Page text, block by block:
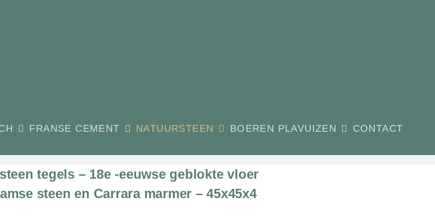
FRANSE CEMENT NATUURSTEEN BOEREN PLAVUIZEN CONTACT
tegels – 18e -eeuwse geblokte vloer
steen en Carrara marmer – 45x45x4